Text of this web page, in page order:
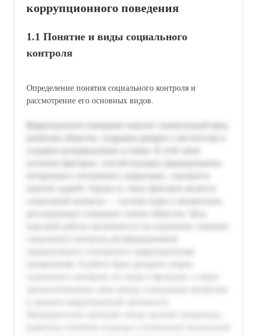
коррупционного поведения
1.1 Понятие и виды социального
контроля
Определение понятия социального контроля и
рассмотрение его основных видов.